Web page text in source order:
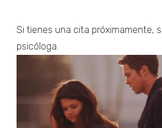
Si tienes una cita próximamente,
psicóloga.